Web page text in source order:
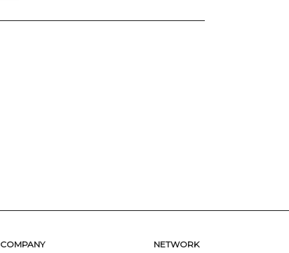
NETWORK
COMPANY